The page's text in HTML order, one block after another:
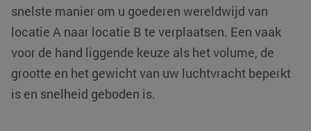
snelste manier om u goederen wereldwijd van
locatie A naar locatie B te verplaatsen. Een vaak
voor de hand liggende keuze als het volume, de
grootte en het gewicht van uw luchtvracht beperkt
is en snelheid geboden is.